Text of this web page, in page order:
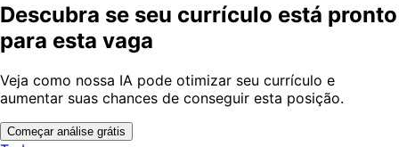
Descubra se seu currículo está pronto
para esta vaga
Veja como nossa IA pode otimizar seu currículo e
aumentar suas chances de conseguir esta posição.
Começar análise grátis